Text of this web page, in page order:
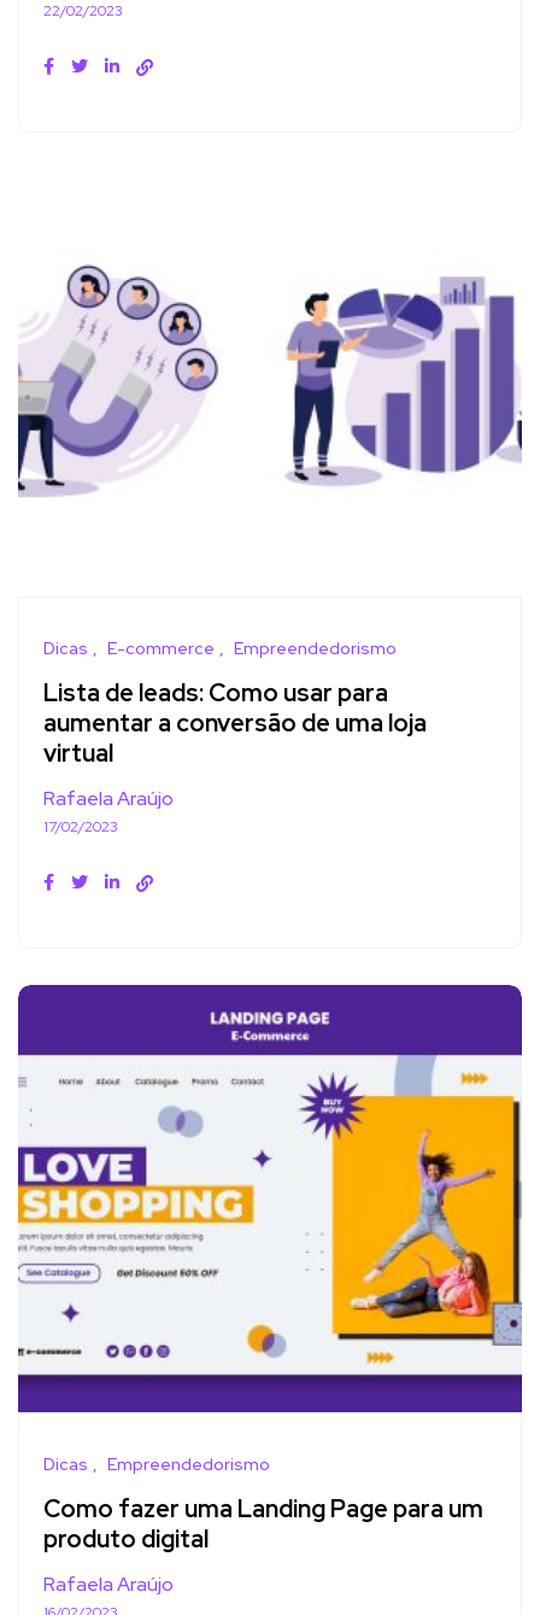
22/02/2023
Dicas E-commerce Empreendedorismo
Lista de leads: Como usar para
aumentar a conversão de uma loja
virtual
Rafaela Araújo
17/02/2023
Dicas Empreendedorismo
Como fazer uma Landing Page para um
produto digital
Rafaela Araújo